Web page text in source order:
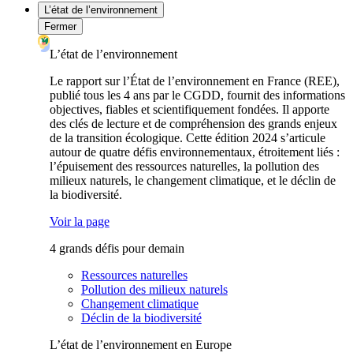
L’état de l’environnement
Fermer
L’état de l’environnement
Le rapport sur l’État de l’environnement en France (REE),
publié tous les 4 ans par le CGDD, fournit des informations
objectives, fiables et scientifiquement fondées. Il apporte
des clés de lecture et de compréhension des grands enjeux
de la transition écologique. Cette édition 2024 s’articule
autour de quatre défis environnementaux, étroitement liés :
l’épuisement des ressources naturelles, la pollution des
milieux naturels, le changement climatique, et le déclin de
la biodiversité.
Voir la page
4 grands défis pour demain
Ressources naturelles
Pollution des milieux naturels
Changement climatique
Déclin de la biodiversité
L’état de l’environnement en Europe